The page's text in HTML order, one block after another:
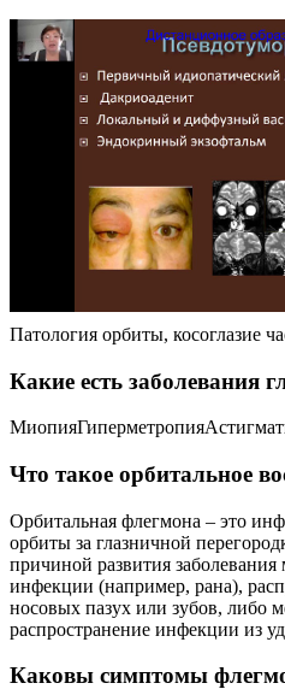
Патология орбиты, косоглазие
Какие есть заболевания
Что такое орбитальное
Орбитальная флегмона – это
орбиты за глазничной
причиной развития
инфекции (например, рана),
носовых пазух или зубов, либо
распространение инфекции из
Каковы симптомы